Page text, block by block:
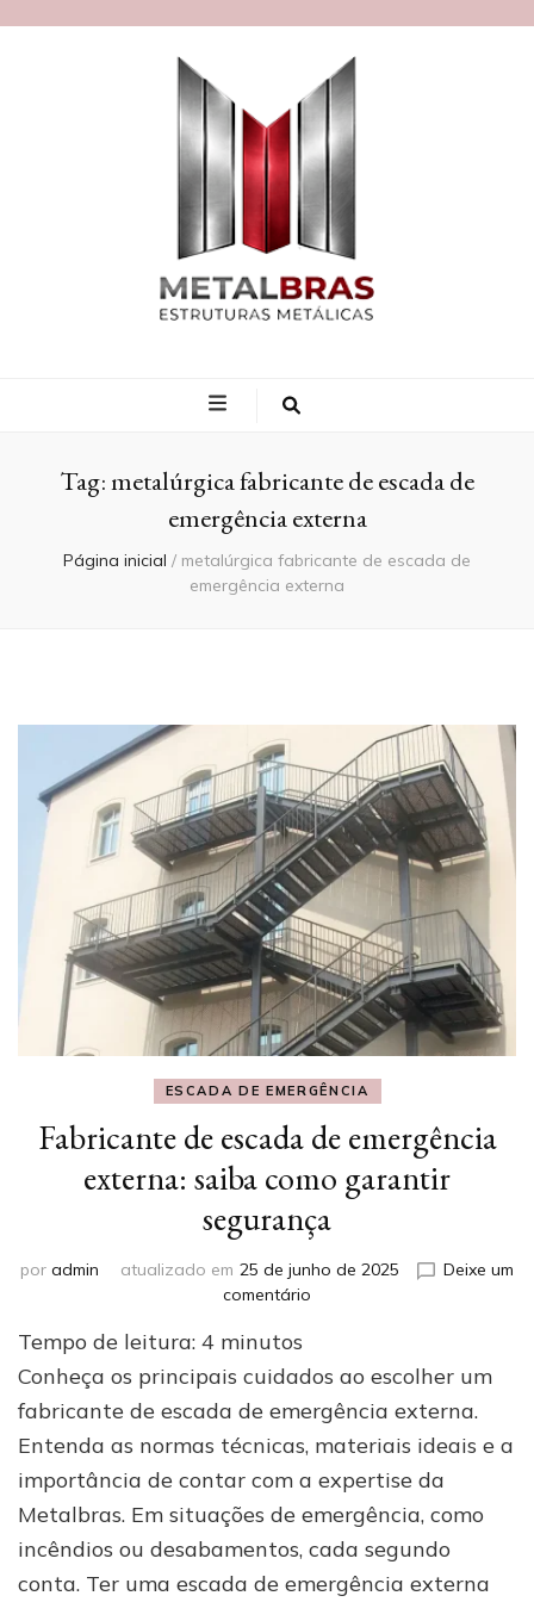
Tag:metalúrgica fabricante de escada de
emergência externa
Página inicial / metalúrgica fabricante de escada de
emergência externa
ESCADA DE EMERGÊNCIA
Fabricante de escada de emergência
externa: saiba como garantir
segurança
por admin atualizado em 25 de junho de 2025
Deixe um
comentário
escada
emergência
externa:
como
garantir
segurança
Tempo de leitura: 4 minutos
Conheça os principais cuidados ao escolher um
fabricante de escada de emergência externa.
Entenda as normas técnicas, materiais ideais e a
importância de contar com a expertise da
Metalbras. Em situações de emergência, como
incêndios ou desabamentos, cada segundo
conta. Ter uma escada de emergência externa